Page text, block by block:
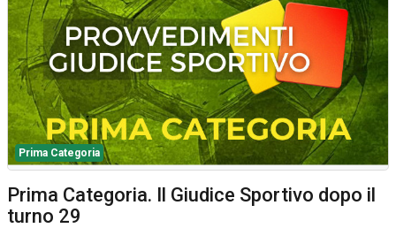
Prima Categoria
Prima Categoria. Il Giudice Sportivo dopo il
turno 29